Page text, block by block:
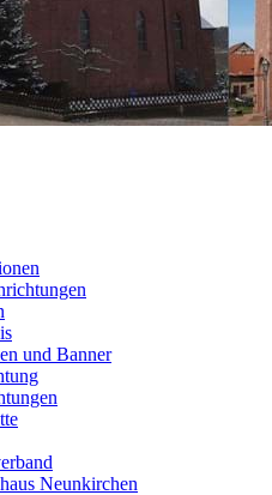
und Banner
Neunkirchen